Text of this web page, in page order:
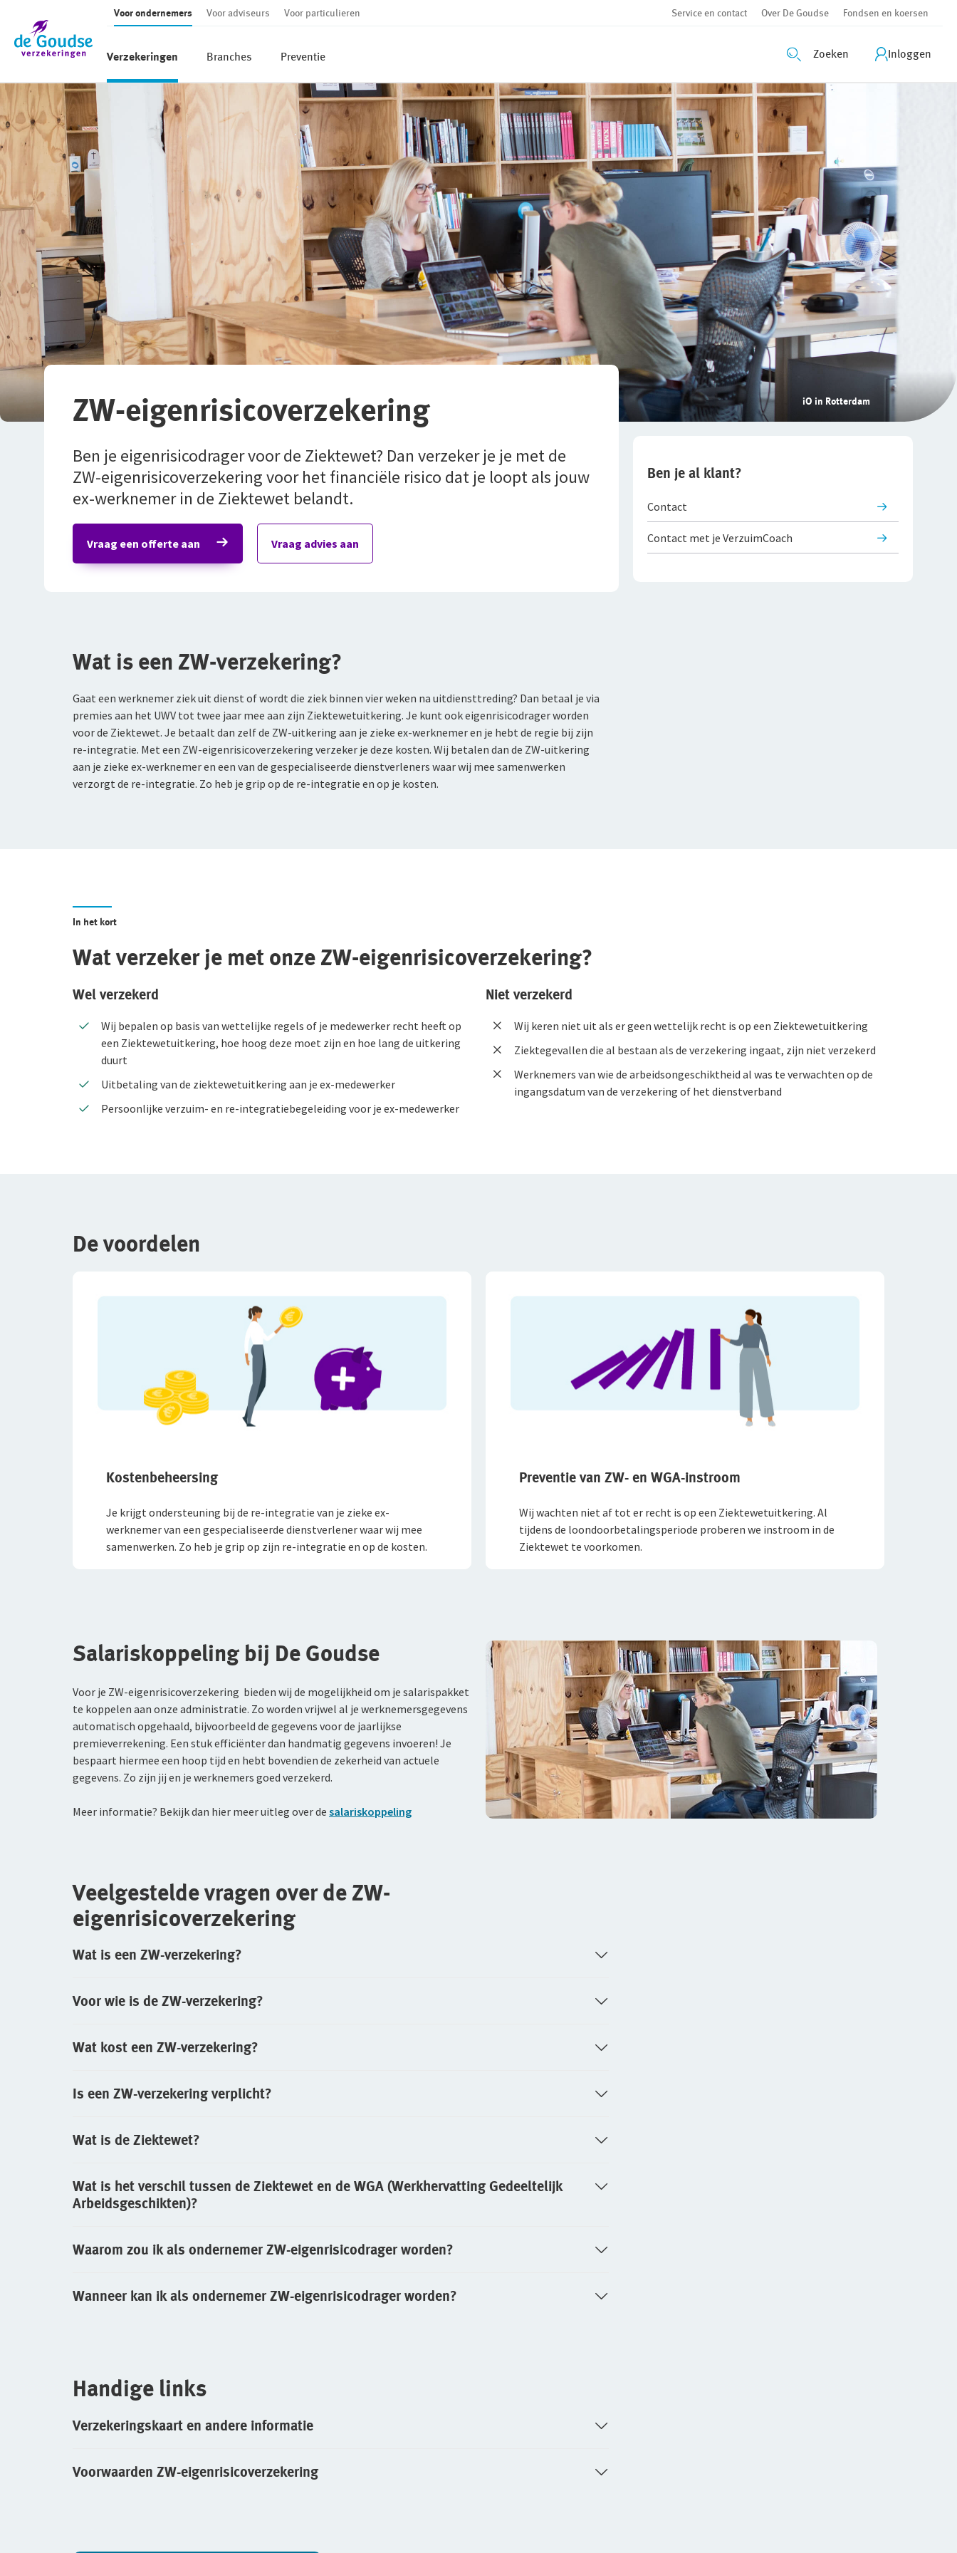
Ga direct naar de inhoud
Voor ondernemers Voor adviseurs Voor particulieren Service en contact Over De Goudse Fondsen en koersen
Verzekeringen Branches Preventie Zoeken Inloggen
iO in Rotterdam
ZW-eigenrisicoverzekering
Ben je eigenrisicodrager voor de Ziektewet? Dan verzeker je je met de
ZW-eigenrisicoverzekering voor het financiële risico dat je loopt als jouw
ex-werknemer in de Ziektewet belandt.
Vraag een offerte aan Vraag advies aan
Ben je al klant?
Contact
Contact met je VerzuimCoach
Wat is een ZW-verzekering?
Gaat een werknemer ziek uit dienst of wordt die ziek binnen vier weken na uitdiensttreding? Dan betaal je via
premies aan het UWV tot twee jaar mee aan zijn Ziektewetuitkering. Je kunt ook eigenrisicodrager worden
voor de Ziektewet. Je betaalt dan zelf de ZW-uitkering aan je zieke ex-werknemer en je hebt de regie bij zijn
re-integratie. Met een ZW-eigenrisicoverzekering verzeker je deze kosten. Wij betalen dan de ZW-uitkering
aan je zieke ex-werknemer en een van de gespecialiseerde dienstverleners waar wij mee samenwerken
verzorgt de re-integratie. Zo heb je grip op de re-integratie en op je kosten.
Wat verzeker je met onze ZW-eigenrisicoverzekering?
In het kort
Wel verzekerd
Wij bepalen op basis van wettelijke regels of je medewerker recht heeft op
een Ziektewetuitkering, hoe hoog deze moet zijn en hoe lang de uitkering
duurt
Uitbetaling van de ziektewetuitkering aan je ex-medewerker
Persoonlijke verzuim- en re-integratiebegeleiding voor je ex-medewerker
Niet verzekerd
Wij keren niet uit als er geen wettelijk recht is op een Ziektewetuitkering
Ziektegevallen die al bestaan als de verzekering ingaat, zijn niet verzekerd
Werknemers van wie de arbeidsongeschiktheid al was te verwachten op de
ingangsdatum van de verzekering of het dienstverband
De voordelen
Kostenbeheersing
Je krijgt ondersteuning bij de re-integratie van je zieke ex-
werknemer van een gespecialiseerde dienstverlener waar wij mee
samenwerken. Zo heb je grip op zijn re-integratie en op de kosten.
Preventie van ZW- en WGA-instroom
Wij wachten niet af tot er recht is op een Ziektewetuitkering. Al
tijdens de loondoorbetalingsperiode proberen we instroom in de
Ziektewet te voorkomen.
Salariskoppeling bij De Goudse
Voor je ZW-eigenrisicoverzekering bieden wij de mogelijkheid om je salarispakket
te koppelen aan onze administratie. Zo worden vrijwel al je werknemersgegevens
automatisch opgehaald, bijvoorbeeld de gegevens voor de jaarlijkse
premieverrekening. Een stuk efficiënter dan handmatig gegevens invoeren! Je
bespaart hiermee een hoop tijd en hebt bovendien de zekerheid van actuele
gegevens. Zo zijn jij en je werknemers goed verzekerd.
Meer informatie? Bekijk dan hier meer uitleg over de salariskoppeling
Veelgestelde vragen over de ZW-
eigenrisicoverzekering
Wat is een ZW-verzekering?
Voor wie is de ZW-verzekering?
Wat kost een ZW-verzekering?
Is een ZW-verzekering verplicht?
Wat is de Ziektewet?
Wat is het verschil tussen de Ziektewet en de WGA (Werkhervatting Gedeeltelijk
Arbeidsgeschikten)?
Waarom zou ik als ondernemer ZW-eigenrisicodrager worden?
Wanneer kan ik als ondernemer ZW-eigenrisicodrager worden?
Handige links
Verzekeringskaart en andere informatie
Voorwaarden ZW-eigenrisicoverzekering